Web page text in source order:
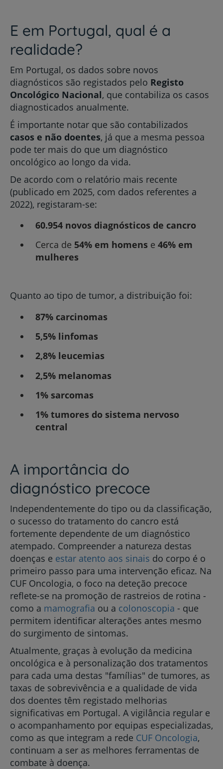
E em Portugal, qual é a
realidade?
Em Portugal, os dados sobre novos
diagnósticos são registados pelo Registo
Oncológico Nacional, que contabiliza os casos
diagnosticados anualmente.
É importante notar que são contabilizados
casos e não doentes, já que a mesma pessoa
pode ter mais do que um diagnóstico
oncológico ao longo da vida.
De acordo com o relatório mais recente
(publicado em 2025, com dados referentes a
2022), registaram-se:
60.954 novos diagnósticos de cancro
Cerca de 54% em homens e 46% em
mulheres
Quanto ao tipo de tumor, a distribuição foi:
87% carcinomas
5,5% linfomas
2,8% leucemias
2,5% melanomas
1% sarcomas
1% tumores do sistema nervoso
central
A importância do
diagnóstico precoce
Independentemente do tipo ou da classificação,
o sucesso do tratamento do cancro está
fortemente dependente de um diagnóstico
atempado. Compreender a natureza destas
doenças e estar atento aos sinais do corpo é o
primeiro passo para uma intervenção eficaz. Na
CUF Oncologia, o foco na deteção precoce
reflete-se na promoção de rastreios de rotina -
como a mamografia ou a colonoscopia - que
permitem identificar alterações antes mesmo
do surgimento de sintomas.
Atualmente, graças à evolução da medicina
oncológica e à personalização dos tratamentos
para cada uma destas "famílias" de tumores, as
taxas de sobrevivência e a qualidade de vida
dos doentes têm registado melhorias
significativas em Portugal. A vigilância regular e
o acompanhamento por equipas especializadas,
como as que integram a rede CUF Oncologia,
continuam a ser as melhores ferramentas de
combate à doença.